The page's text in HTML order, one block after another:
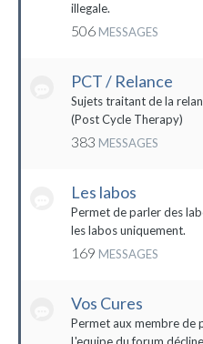
illegale.
506 MESSAGES
PCT / Relance
Sujets traitant de la
(Post Cycle Therapy)
383 MESSAGES
Les labos
Permet de parler des
les labos uniquement.
169 MESSAGES
Vos Cures
Permet aux membre de